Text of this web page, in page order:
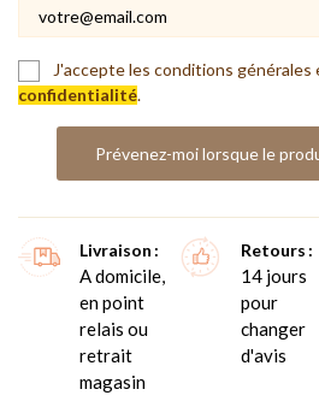
J'accepte les conditions générales
confidentialité.
Prévenez-moi lorsque le
Livraison
A domicile,
en point
relais ou
retrait
magasin
Retours
14 jours
pour
changer
d'avis